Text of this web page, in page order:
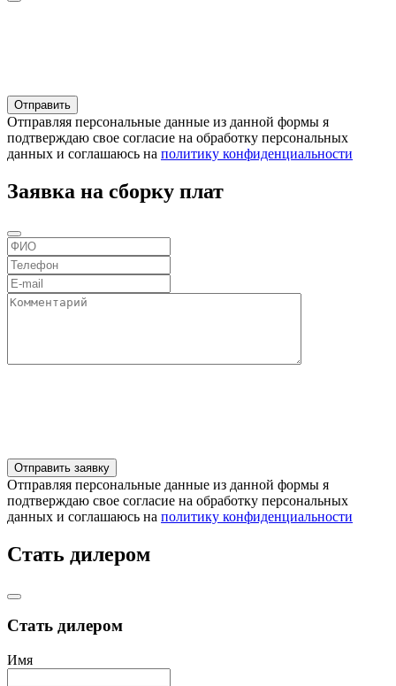
Отправляя персональные данные из данной формы я
подтверждаю свое согласие на обработку персональных
данных и соглашаюсь на политику конфиденциальности
Заявка на сборку плат
Отправляя персональные данные из данной формы я
подтверждаю свое согласие на обработку персональных
данных и соглашаюсь на политику конфиденциальности
Стать дилером
Стать дилером
Имя